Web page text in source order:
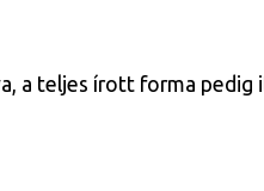
a teljes írott forma pedig